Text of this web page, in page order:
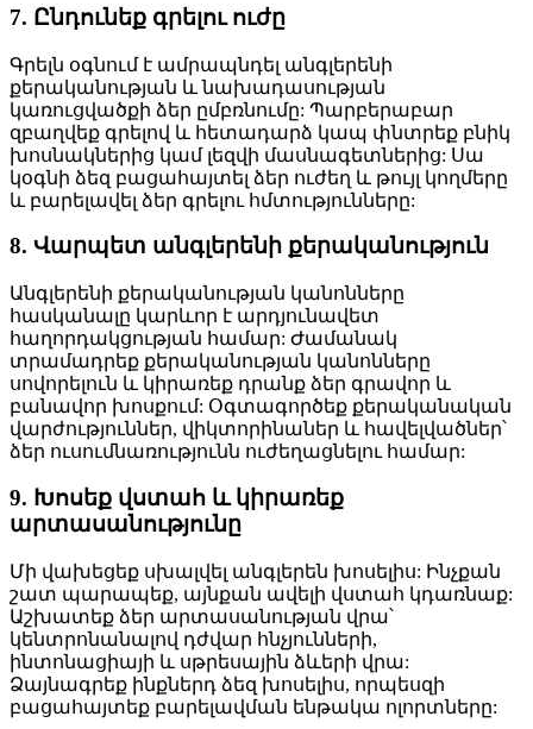
7. Ընդունեք գրելու ուժը
Գրելն օգնում է ամրապնդել անգլերենի
քերականության և նախադասության
կառուցվածքի ձեր ըմբռնումը: Պարբերաբար
զբաղվեք գրելով և հետադարձ կապ փնտրեք բնիկ
խոսնակներից կամ լեզվի մասնագետներից: Սա
կօգնի ձեզ բացահայտել ձեր ուժեղ և թույլ կողմերը
և բարելավել ձեր գրելու հմտությունները:
8. Վարպետ անգլերենի քերականություն
Անգլերենի քերականության կանոնները
հասկանալը կարևոր է արդյունավետ
հաղորդակցության համար: Ժամանակ
տրամադրեք քերականության կանոնները
սովորելուն և կիրառեք դրանք ձեր գրավոր և
բանավոր խոսքում: Օգտագործեք քերականական
վարժություններ, վիկտորինաներ և հավելվածներ՝
ձեր ուսումնառությունն ուժեղացնելու համար:
9. Խոսեք վստահ և կիրառեք
արտասանությունը
Մի վախեցեք սխալվել անգլերեն խոսելիս: Ինչքան
շատ պարապեք, այնքան ավելի վստահ կդառնաք:
Աշխատեք ձեր արտասանության վրա՝
կենտրոնանալով դժվար հնչյունների,
ինտոնացիայի և սթրեսային ձևերի վրա:
Ձայնագրեք ինքներդ ձեզ խոսելիս, որպեսզի
բացահայտեք բարելավման ենթակա ոլորտները: